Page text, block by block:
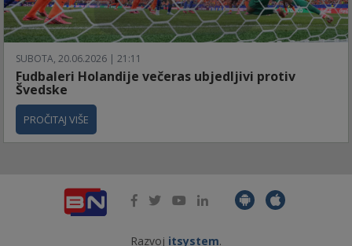
SUBOTA, 20.06.2026 | 21:11
Fudbaleri Holandije večeras ubjedljivi protiv
Švedske
PROČITAJ VIŠE
Razvoj itsystem.